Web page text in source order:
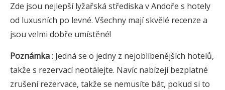
Zde jsou nejlepší lyžařská střediska v Andoře s hotely
od luxusních po levné. Všechny mají skvělé recenze a
jsou velmi dobře umístěné!
Poznámka: Jedná se o jedny z nejoblíbenějších hotelů,
takže s rezervací neotálejte. Navíc nabízejí bezplatné
zrušení rezervace, takže se nemusíte bát, pokud si to